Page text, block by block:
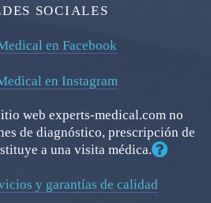
SOCIALES
en Facebook
en Instagram
web experts-medical.com no
de diagnóstico, prescripción de
a una visita médica.
y garantías de calidad